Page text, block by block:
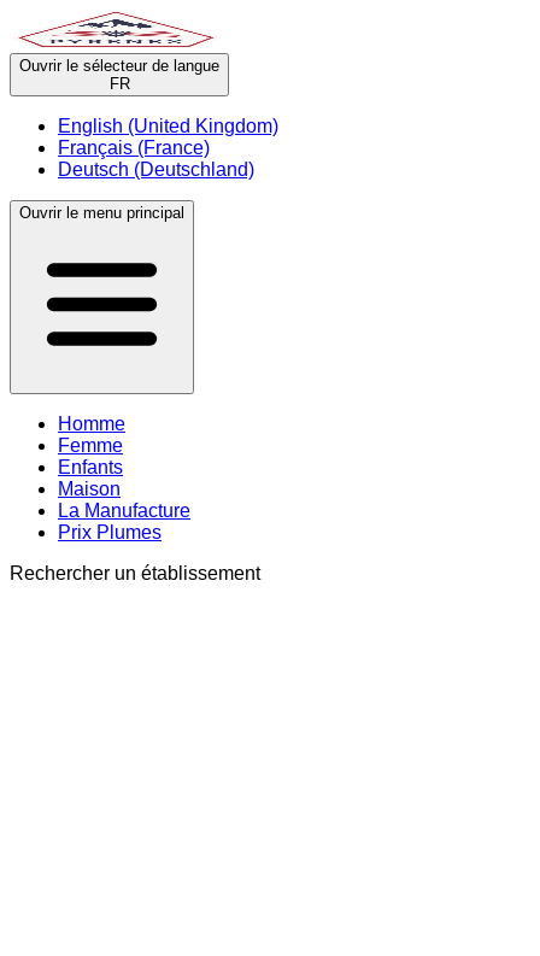
Ouvrir le sélecteur de langue
FR
English (United Kingdom)
Français (France)
Deutsch (Deutschland)
Ouvrir le menu principal
Homme
Femme
Enfants
Maison
La Manufacture
Prix Plumes
Rechercher un établissement